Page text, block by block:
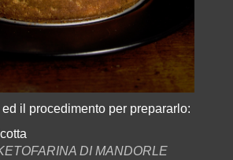
il procedimento per prepararlo:
DI MANDORLE